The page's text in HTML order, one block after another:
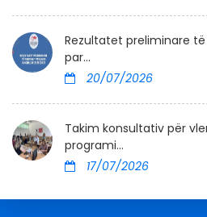
Rezultatet preliminare
par...
20/07/2026
Takim konsultativ për
programi...
17/07/2026